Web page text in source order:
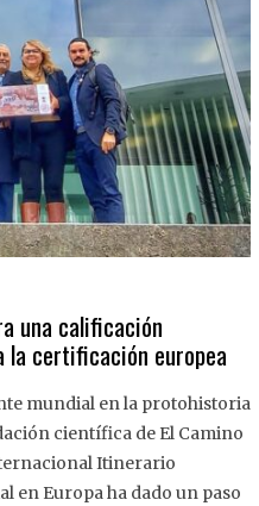
una calificación
la certificación europea
mundial en la protohistoria
científica de El Camino
Itinerario
en Europa ha dado un paso